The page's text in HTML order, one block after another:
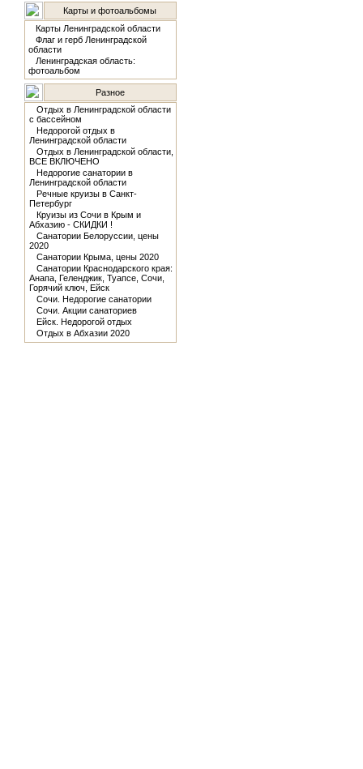
Карты и фотоальбомы
Карты Ленинградской области
Флаг и герб Ленинградской
области
Ленинградская область:
фотоальбом
Разное
Отдых в Ленинградской области
с бассейном
Недорогой отдых в
Ленинградской области
Отдых в Ленинградской области,
ВСЕ ВКЛЮЧЕНО
Недорогие санатории в
Ленинградской области
Речные круизы в Санкт-
Петербург
Круизы из Сочи в Крым и
Абхазию - СКИДКИ !
Санатории Белоруссии, цены
2020
Санатории Крыма, цены 2020
Санатории Краснодарского края:
Анапа, Геленджик, Туапсе, Сочи,
Горячий ключ, Ейск
Сочи. Недорогие санатории
Сочи. Акции санаториев
Ейск. Недорогой отдых
Отдых в Абхазии 2020